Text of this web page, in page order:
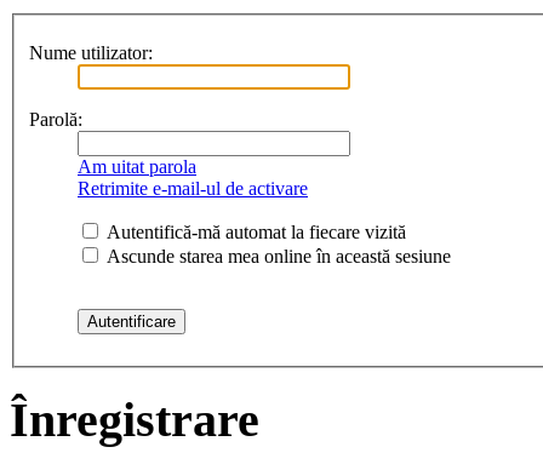
Nume utilizator:
Parolă:
Am uitat parola
Retrimite e-mail-ul de activare
Autentifică-mă automat la fiecare vizită
Ascunde starea mea online în această sesiune
Înregistrare